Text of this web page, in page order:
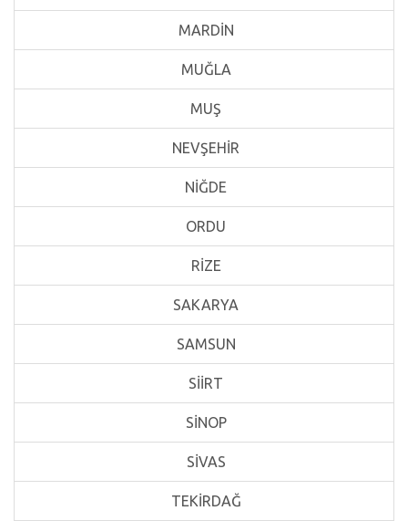
MARDİN
MUĞLA
MUŞ
NEVŞEHİR
NİĞDE
ORDU
RİZE
SAKARYA
SAMSUN
SİİRT
SİNOP
SİVAS
TEKİRDAĞ